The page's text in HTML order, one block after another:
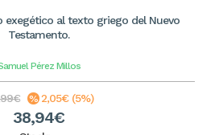
exegético al texto griego del Nuevo
Testamento.
Pérez Millos
2,05€ (5%)
38,94€